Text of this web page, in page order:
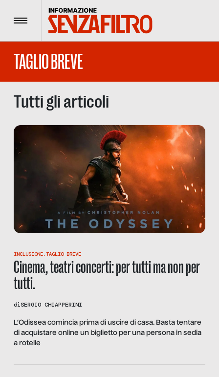
Menu
TAGLIO BREVE
Tutti gli articoli
INCLUSIONE,TAGLIO BREVE
Cinema, teatri concerti: per tutti ma non per
tutti.
diSERGIO CHIAPPERINI
L’Odissea comincia prima di uscire di casa. Basta tentare
di acquistare online un biglietto per una persona in sedia
a rotelle